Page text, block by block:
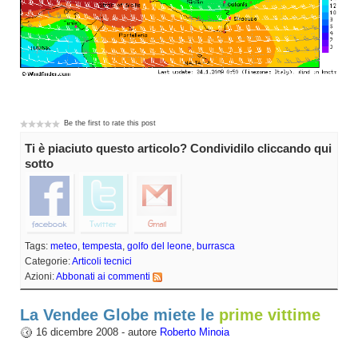
Be the first to rate this post
Ti è piaciuto questo articolo? Condividilo cliccando qui
sotto
Tags: meteo, tempesta, golfo del leone, burrasca
Categorie:Articoli tecnici
Azioni:Abbonati ai commenti
La Vendee Globe miete le prime vittime
16 dicembre 2008 - autore Roberto Minoia